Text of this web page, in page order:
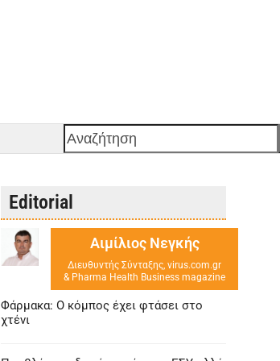
Αναζήτηση
Editorial
Αιμίλιος Νεγκής
Διευθυντής Σύνταξης, virus.com.gr
& Pharma Health Business magazine
Φάρμακα: Ο κόμπος έχει φτάσει στο
χτένι